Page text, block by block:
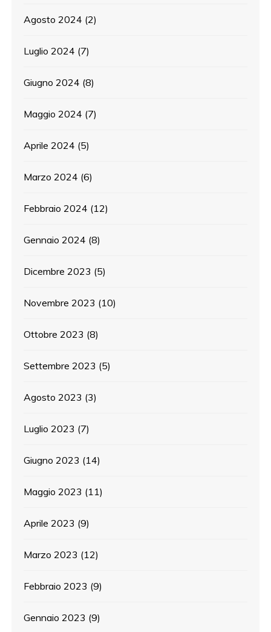
Agosto 2024 (2)
Luglio 2024 (7)
Giugno 2024 (8)
Maggio 2024 (7)
Aprile 2024 (5)
Marzo 2024 (6)
Febbraio 2024 (12)
Gennaio 2024 (8)
Dicembre 2023 (5)
Novembre 2023 (10)
Ottobre 2023 (8)
Settembre 2023 (5)
Agosto 2023 (3)
Luglio 2023 (7)
Giugno 2023 (14)
Maggio 2023 (11)
Aprile 2023 (9)
Marzo 2023 (12)
Febbraio 2023 (9)
Gennaio 2023 (9)